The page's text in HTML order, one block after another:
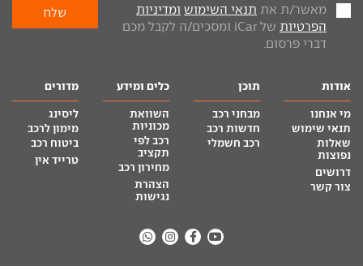
מאשר/ת את תנאי השימוש ומדיניות
הפרטיות
של iCar ומסכים/ה לקבל מכם
דברי פרסום.
אודות
מי אנחנו
תנאי שימוש
שאלות
נפוצות
דרושים
צור קשר
תוכן
מבחני רכב
חדשות רכב
רכב חשמלי
כלים ומידע
השוואת
מכוניות
רכב לפי
תקציב
מחירון רכב
הצהרת
נגישות
מדורים
ליסינג
מימון לרכב
ביטוח רכב
טרייד אין